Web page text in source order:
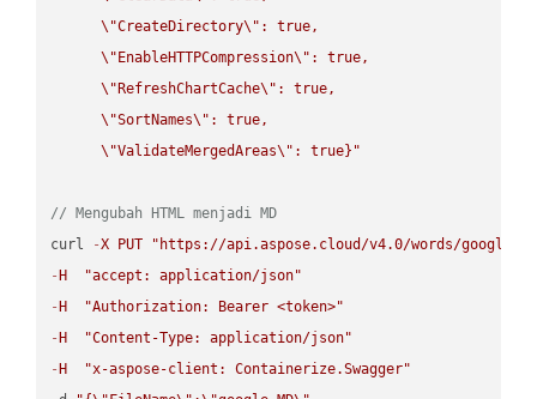
\"CreateDirectory\" : true,
\" EnableHTTPCompression\" : true,
\" RefreshChartCache\" : true,
\"SortNames\" : true,
\"ValidateMergedAreas\" : true}"
// Mengubah HTML menjadi MD
curl
-X PUT
"https://api.aspose.cloud/v4.0/words/
- H
"accept: application/json"
- H
"Authorization: Bearer <token>"
- H
"Content-Type: application/json"
- H
"x-aspose-client: Containerize.Swagger"